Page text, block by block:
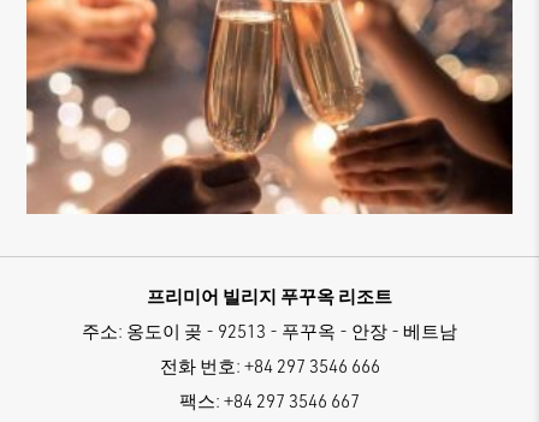
프리미어 빌리지 푸꾸옥 리조트
주소: 옹도이 곶 - 92513 - 푸꾸옥 - 안장 - 베트남
전화 번호: +84 297 3546 666
팩스: +84 297 3546 667